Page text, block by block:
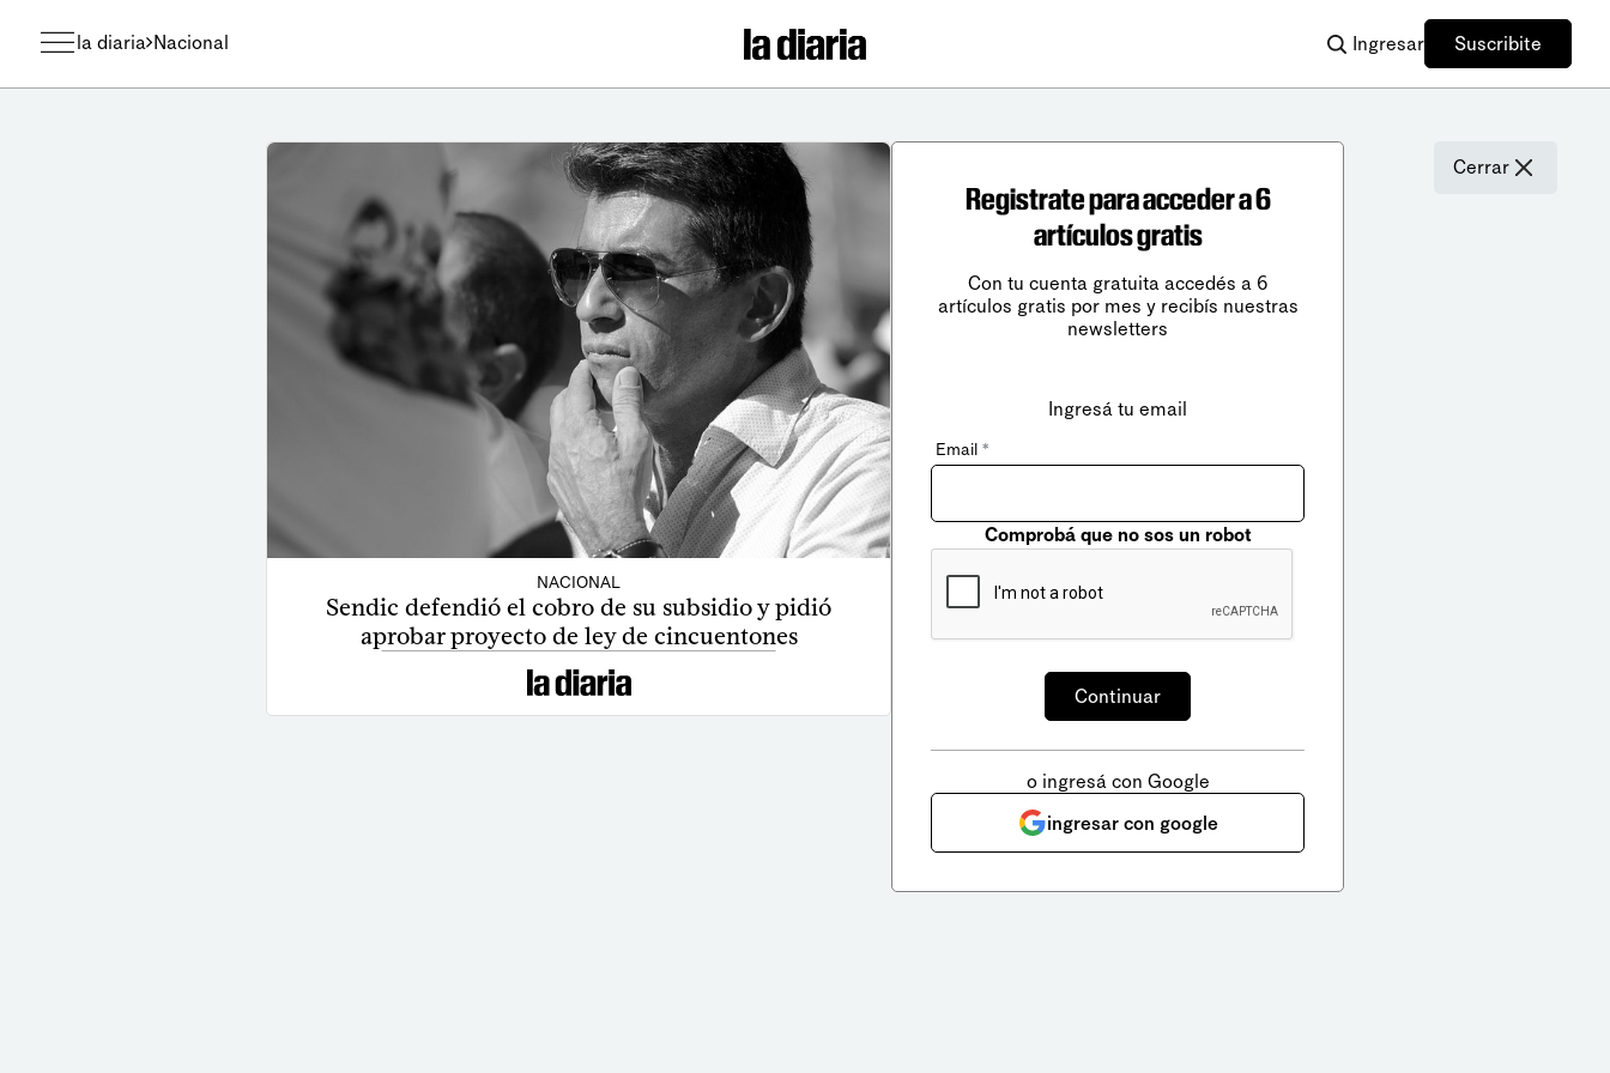
la diaria Nacional Ingresar Suscribite
NACIONAL
Sendic defendió el cobro de su subsidio y pidió
aprobar proyecto de ley de cincuentones
Cerrar
Registrate para acceder a 6
artículos gratis
Con tu cuenta gratuita accedés a 6
artículos gratis por mes y recibís nuestras
newsletters
Ingresá tu email
Email *
Comprobá que no sos un robot
o ingresá con Google
ingresar con google